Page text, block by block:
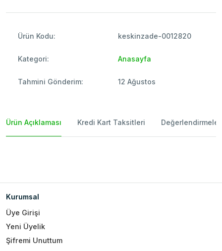
Ürün Kodu: keskinzade-0012820
Kategori: Anasayfa
Tahmini Gönderim: 12 Ağustos
Ürün Açıklaması Kredi Kart Taksitleri Değerlendirmeler
Kurumsal
Üye Girişi
Yeni Üyelik
Şifremi Unuttum